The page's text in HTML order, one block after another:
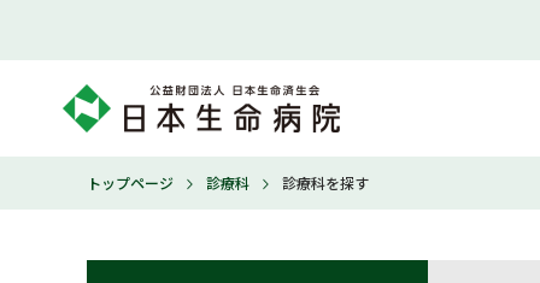
トップページ 診療科 診療科を探す